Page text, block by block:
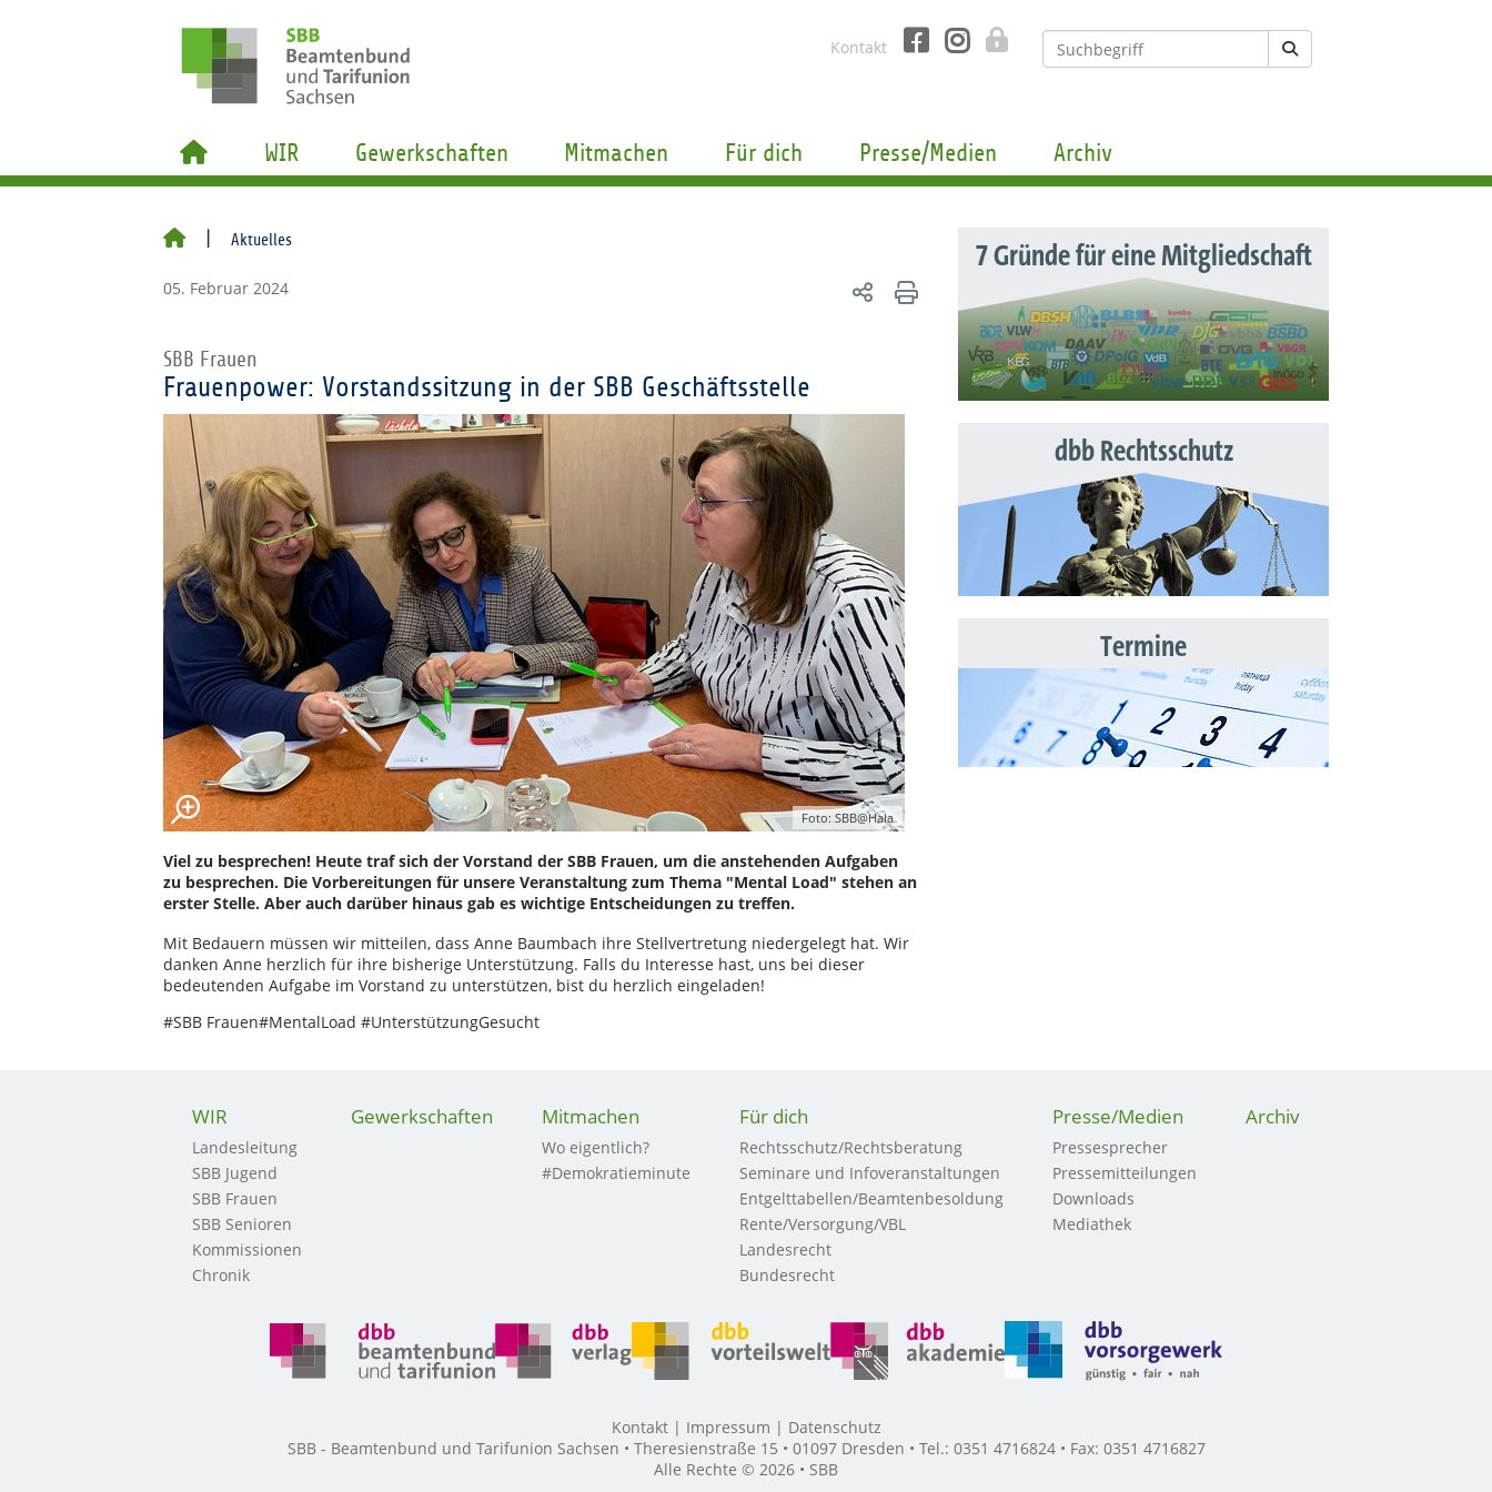
Kontakt
WIR Gewerkschaften Mitmachen Für dich Presse/Medien Archiv
Aktuelles
05. Februar 2024
SBB Frauen
Frauenpower: Vorstandssitzung in der SBB Geschäftsstelle
Foto: SBB@Hala
Viel zu besprechen! Heute traf sich der Vorstand der SBB Frauen, um die anstehenden Aufgaben
zu besprechen. Die Vorbereitungen für unsere Veranstaltung zum Thema "Mental Load" stehen an
erster Stelle. Aber auch darüber hinaus gab es wichtige Entscheidungen zu treffen.
Mit Bedauern müssen wir mitteilen, dass Anne Baumbach ihre Stellvertretung niedergelegt hat. Wir
danken Anne herzlich für ihre bisherige Unterstützung. Falls du Interesse hast, uns bei dieser
bedeutenden Aufgabe im Vorstand zu unterstützen, bist du herzlich eingeladen!
#SBB Frauen#MentalLoad #UnterstützungGesucht
7 Gründe für eine Mitgliedschaft
dbb Rechtsschutz
Termine
WIR
Landesleitung
SBB Jugend
SBB Frauen
SBB Senioren
Kommissionen
Chronik
Gewerkschaften Mitmachen
Wo eigentlich?
#Demokratieminute
Für dich
Rechtsschutz/Rechtsberatung
Seminare und Infoveranstaltungen
Entgelttabellen/Beamtenbesoldung
Rente/Versorgung/VBL
Landesrecht
Bundesrecht
Presse/Medien
Pressesprecher
Pressemitteilungen
Downloads
Mediathek
Archiv
Kontakt Impressum
Datenschutz
SBB - Beamtenbund und Tarifunion Sachsen • Theresienstraße 15 • 01097 Dresden • Tel.: 0351 4716824 • Fax: 0351 4716827
Alle Rechte © 2026 • SBB